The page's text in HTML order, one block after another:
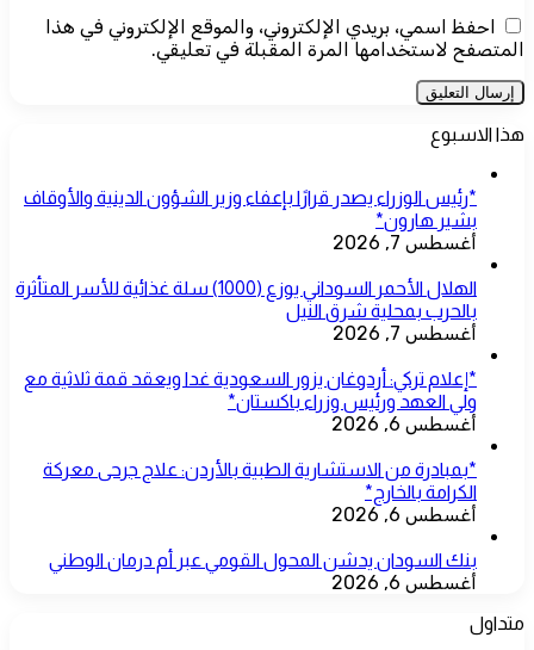
احفظ اسمي، بريدي الإلكتروني، والموقع الإلكتروني في هذا
المتصفح لاستخدامها المرة المقبلة في تعليقي.
هذا الاسبوع
*رئيس الوزراء يصدر قرارًا بإعفاء وزير الشؤون الدينية والأوقاف
بشير هارون*
أغسطس 7, 2026
الهلال الأحمر السوداني يوزع (1000) سلة غذائية للأسر المتأثرة
بالحرب بمحلية شرق النيل
أغسطس 7, 2026
*إعلام تركي: أردوغان يزور السعودية غدا ويعقد قمة ثلاثية مع
ولي العهد ورئيس وزراء باكستان*
أغسطس 6, 2026
*بمبادرة من الاستشارية الطبية بالأردن: علاج جرحى معركة
الكرامة بالخارج*
أغسطس 6, 2026
بنك السودان يدشن المحول القومي عبر أم درمان الوطني
أغسطس 6, 2026
متداول